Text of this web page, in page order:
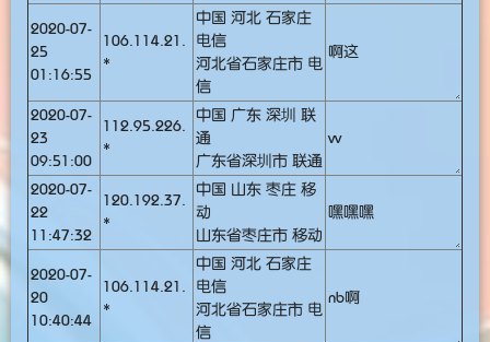
2020-07-
25
01:16:55
106.114.21.
*
中国 河北 石家庄
电信
河北省石家庄市 电
信
啊这
2020-07-
23
09:51:00
112.95.226.
*
中国 广东 深圳 联
通
广东省深圳市 联通
vv
2020-07-
22
11:47:32
120.192.37.
*
中国 山东 枣庄 移
动
山东省枣庄市 移动
嘿嘿嘿
2020-07-
20
10:40:44
106.114.21.
*
中国 河北 石家庄
电信
河北省石家庄市 电
信
nb啊